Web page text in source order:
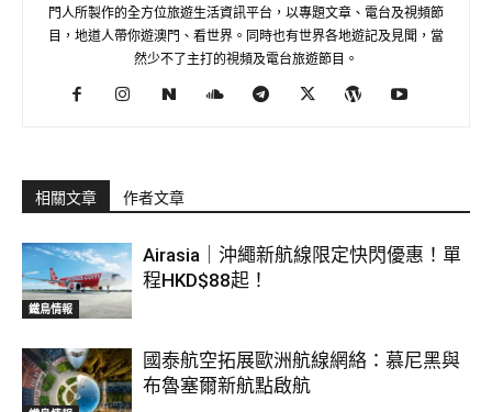
門人所製作的全方位旅遊生活資訊平台，以專題文章、電台及視頻節
目，地道人帶你遊澳門、看世界。同時也有世界各地遊記及見聞，當
然少不了主打的視頻及電台旅遊節目。
相關文章 作者文章
鐵鳥情報
Airasia｜沖繩新航線限定快閃優惠！單
程HKD$88起！
國泰航空拓展歐洲航線網絡：慕尼黑與
布魯塞爾新航點啟航